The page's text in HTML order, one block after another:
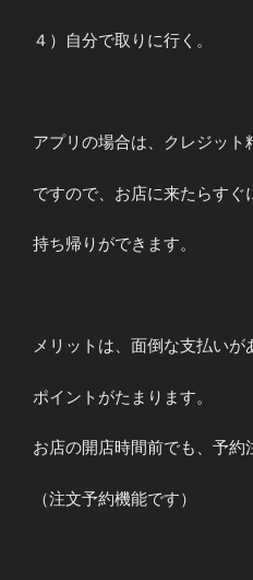
４）自分で取りに行く。
アプリの場合は、クレジット
ですので、お店に来たらすぐ
持ち帰りができます。
メリットは、面倒な支払いが
ポイントがたまります。
お店の開店時間前でも、予約
（注文予約機能です）